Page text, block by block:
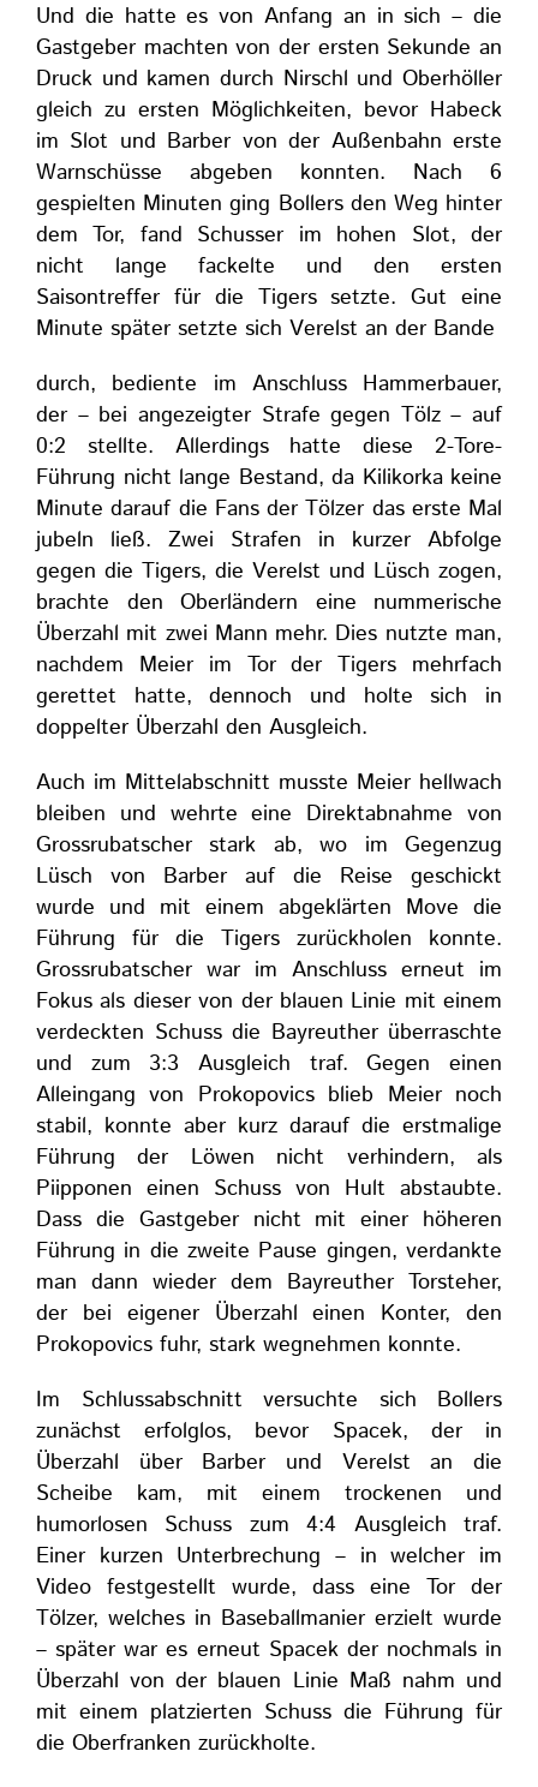
Und die hatte es von Anfang an in sich – die
Gastgeber machten von der ersten Sekunde an
Druck und kamen durch Nirschl und Oberhöller
gleich zu ersten Möglichkeiten, bevor Habeck
im Slot und Barber von der Außenbahn erste
Warnschüsse abgeben konnten. Nach 6
gespielten Minuten ging Bollers den Weg hinter
dem Tor, fand Schusser im hohen Slot, der
nicht lange fackelte und den ersten
Saisontreffer für die Tigers setzte. Gut eine
Minute später setzte sich Verelst an der Bande
durch, bediente im Anschluss Hammerbauer,
der – bei angezeigter Strafe gegen Tölz – auf
0:2 stellte. Allerdings hatte diese 2-Tore-
Führung nicht lange Bestand, da Kilikorka keine
Minute darauf die Fans der Tölzer das erste Mal
jubeln ließ. Zwei Strafen in kurzer Abfolge
gegen die Tigers, die Verelst und Lüsch zogen,
brachte den Oberländern eine nummerische
Überzahl mit zwei Mann mehr. Dies nutzte man,
nachdem Meier im Tor der Tigers mehrfach
gerettet hatte, dennoch und holte sich in
doppelter Überzahl den Ausgleich.
Auch im Mittelabschnitt musste Meier hellwach
bleiben und wehrte eine Direktabnahme von
Grossrubatscher stark ab, wo im Gegenzug
Lüsch von Barber auf die Reise geschickt
wurde und mit einem abgeklärten Move die
Führung für die Tigers zurückholen konnte.
Grossrubatscher war im Anschluss erneut im
Fokus als dieser von der blauen Linie mit einem
verdeckten Schuss die Bayreuther überraschte
und zum 3:3 Ausgleich traf. Gegen einen
Alleingang von Prokopovics blieb Meier noch
stabil, konnte aber kurz darauf die erstmalige
Führung der Löwen nicht verhindern, als
Piipponen einen Schuss von Hult abstaubte.
Dass die Gastgeber nicht mit einer höheren
Führung in die zweite Pause gingen, verdankte
man dann wieder dem Bayreuther Torsteher,
der bei eigener Überzahl einen Konter, den
Prokopovics fuhr, stark wegnehmen konnte.
Im Schlussabschnitt versuchte sich Bollers
zunächst erfolglos, bevor Spacek, der in
Überzahl über Barber und Verelst an die
Scheibe kam, mit einem trockenen und
humorlosen Schuss zum 4:4 Ausgleich traf.
Einer kurzen Unterbrechung – in welcher im
Video festgestellt wurde, dass eine Tor der
Tölzer, welches in Baseballmanier erzielt wurde
– später war es erneut Spacek der nochmals in
Überzahl von der blauen Linie Maß nahm und
mit einem platzierten Schuss die Führung für
die Oberfranken zurückholte.